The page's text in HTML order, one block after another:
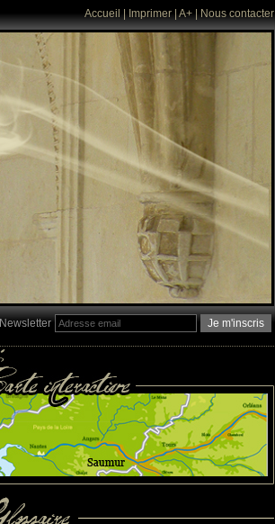
Accueil Imprimer A+ Nous contacter
Newsletter